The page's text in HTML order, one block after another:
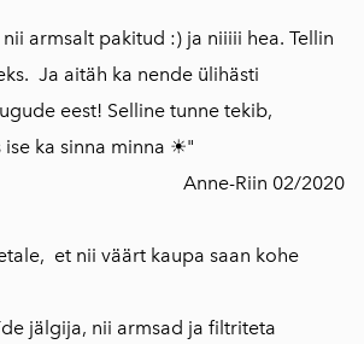
armsalt pakitud :) ja niiiii hea. Tellin
Ja aitäh ka nende ülihästi
eest! Selline tunne tekib,
ise ka sinna minna ☀"
Anne-Riin 02/2020
et nii väärt kaupa saan kohe
jälgija, nii armsad ja filtriteta